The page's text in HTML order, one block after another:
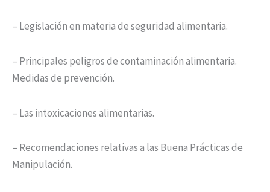
– Legislación en materia de seguridad alimentaria.
– Principales peligros de contaminación alimentaria.
Medidas de prevención.
– Las intoxicaciones alimentarias.
– Recomendaciones relativas a las Buena Prácticas de
Manipulación.